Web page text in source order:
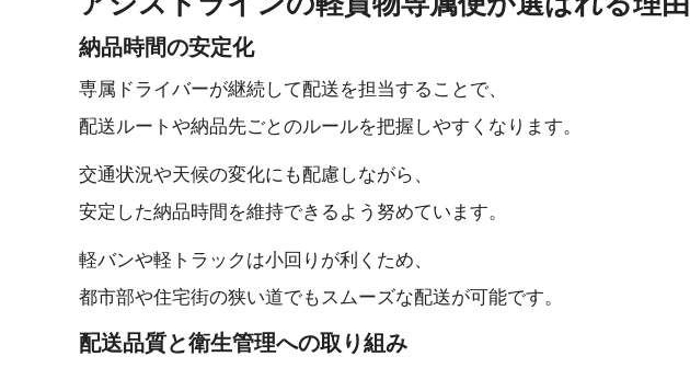
納品時間 の 安 定 化
専属ドライバーが継続して配送を担当することで、
配送ルートや納品先ごとのルールを把握しやすくなります。
交通状況や天候の変化にも配慮しながら、
安定した納品時間を維持できるよう努めています。
軽バンや軽トラックは小回りが利くため、
都市部や住宅街の狭い道でもスムーズな配送が可能です。
配送品質と衛生管理への 取 り 組 み